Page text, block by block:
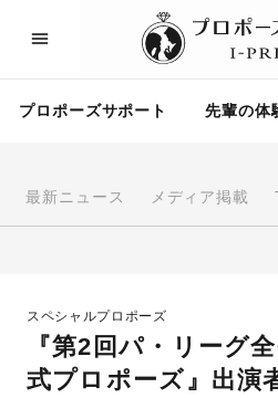
プロポーズサポート 先輩の体
最新ニュース メディア掲載
スペシャルプロポーズ
『第2回パ・リーグ
式プロポーズ』出演
プロポーズサポート
プロポーズ知恵袋